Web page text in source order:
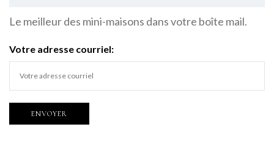
Le meilleur des mini-maisons dans votre boîte mail.
Votre adresse courriel: